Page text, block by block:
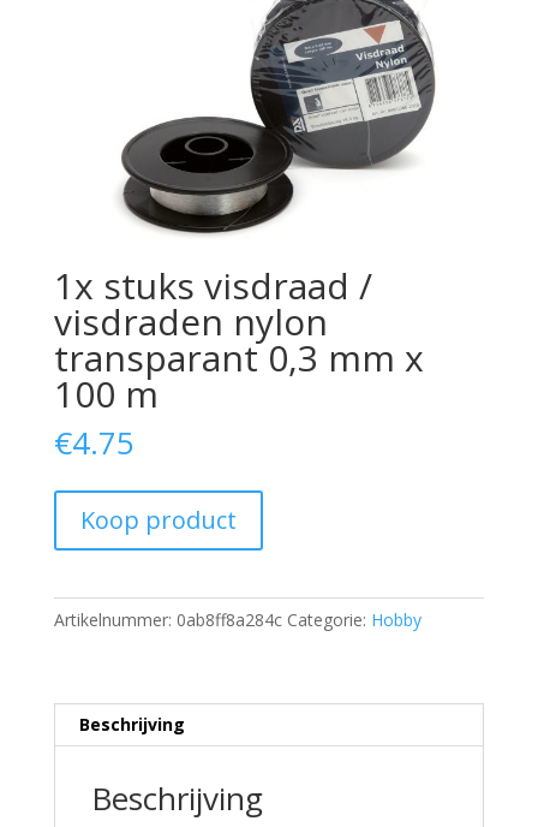
1x stuks visdraad /
visdraden nylon
transparant 0,3 mm x
100 m
€4.75
Koop product
Artikelnummer: 0ab8ff8a284c Categorie: Hobby
Beschrijving
Beschrijving